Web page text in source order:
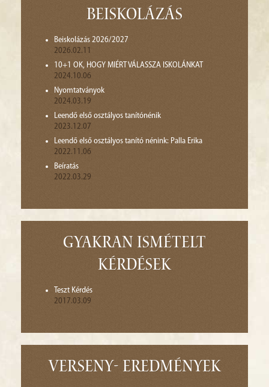
Beiskolázás
Beiskolázás 2026/2027
2026.02.11
10+1 OK, HOGY MIÉRT VÁLASSZA ISKOLÁNKAT
2024.10.06
Nyomtatványok
2024.03.19
Leendő első osztályos tanítónénik
2023.12.07
Leendő első osztályos tanító nénink: Palla Erika
2022.11.06
Beíratás
2022.03.29
Gyakran Ismételt
kérdések
Teszt Kérdés
2017.03.09
Verseny- eredmények